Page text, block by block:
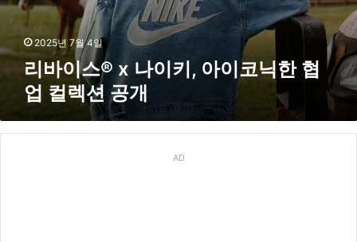
이
아
이
한
2025년 7월 4일
리바이스® x 나이키, 아이코닉한 협
업 컬렉션 공개
AD